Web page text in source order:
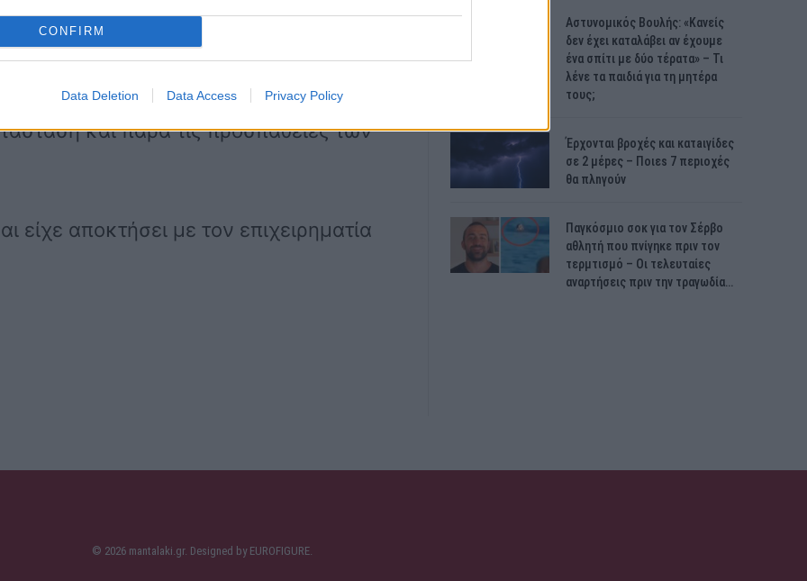
CONFIRM
Data Deletion Data Access Privacy Policy
γυναίκα υπέστη βαριά
σημειώθηκε στις 19:00 προχθές
αμέσως στο Κέντρο
και παρα τις προσπάθειες των
είχε αποκτήσει με τον επιχειρηματία
Αστυνομικός Bουλής: «Κανείς
δεν έχει καταλάβει αν έχουμε
ένα σπίτι με δύο τέρατα» – Τι
λένε τα παιδιά για τη μητέρα
τους;
Έρχονται βροχές και κατaιγίδες
σε 2 μέpες – Ποιεs 7 πεpιοχές
θα πλnγούν
Παγκόσμιο σοκ για τον Σέρβο
αθλητή που πνίγηκε πριν τον
τερμτισμό – Οι τελευταίες
αναρτήσεις πριν την τραγωδία…
© 2026 mantalaki.gr. Designed by EUROFIGURE.